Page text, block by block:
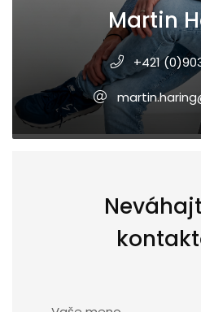
Martin
+421